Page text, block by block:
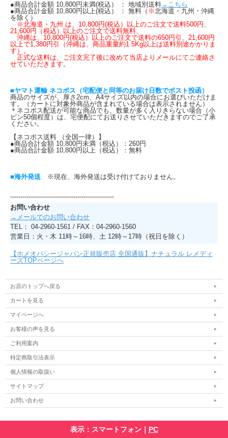
●商品合計金額 10,800円未満(税込） ： 地域別送料→こちら
●商品合計金額 10,800円以上(税込） ： 無料（ ※北海道・九州・沖縄
を除く）
※北海道・九州 は、10,800円(税込）以上のご注文で送料500円、
21,600円（税込）以上のご注文で送料無料、
沖縄は、10,800円(税込）以上のご注文で送料の650円引、21,600円
以上で1,380円引（沖縄は、商品重量約1.5Kg以上は送料別途かかりま
す）。
正式な送料は、ご注文完了後に改めて当店よりメールにてご連絡さ
せていただきます。
■ヤマト運輸 ネコポス（宅配便と同等のお届け日数でポスト投函）
商品のサイズが、厚さ2cm、A4サイズ以内の場合にお選びいただけま
す。（カートに対象外商品が含まれている場合は表示されません）
＊ネコポス配送が可能な商品でも、数量が多く入りきらない場合（小
ビン50個程度）は、宅便配にてお送りさせていただきますのでご了承
ください。
【ネコポス送料 （全国一律）】
●商品合計金額 10,800円未満（税込）：260円
●商品合計金額 10,800円以上（税込）：無料
■海外発送 ※現在、海外発送は受け付けておりません。
---------------------------------------------------
お問い合わせ
→メールでのお問い合わせ
TEL： 04-2960-1561 / FAX：04-2960-1560
営業日：火・木 11時～16時、土 12時～17時（祝日を除く）
【ホメオパシージャパン正規販売店 全国通販】ナチュラル レメディ
ーズTOPページへ
お店のトップへ戻る
カートを見る
マイページへ
お客様の声を見る
ご利用案内
特定商取引法表示
個人情報の取扱い
サイトマップ
お問い合わせ
表示：スマートフォン｜ PC